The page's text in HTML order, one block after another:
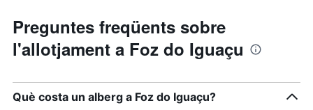
Preguntes freqüents sobre
l'allotjament a Foz do Iguaçu
Què costa un alberg a Foz do Iguaçu?